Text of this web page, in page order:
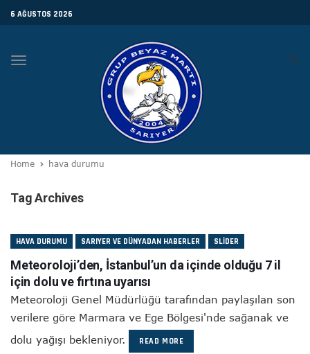
6 AĞUSTOS 2026
Toggle
Home hava durumu
Tag Archives
HAVA DURUMU SARIYER VE DÜNYADAN HABERLER SLIDER
Meteoroloji’den, İstanbul’un da içinde olduğu 7 il
için dolu ve fırtına uyarısı
Meteoroloji Genel Müdürlüğü tarafından paylaşılan son
verilere göre Marmara ve Ege Bölgesi'nde sağanak ve
dolu yağışı bekleniyor.
READ MORE